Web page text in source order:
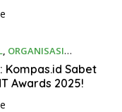
, ORGANISASI
Kompas.id Sabet
Awards 2025!